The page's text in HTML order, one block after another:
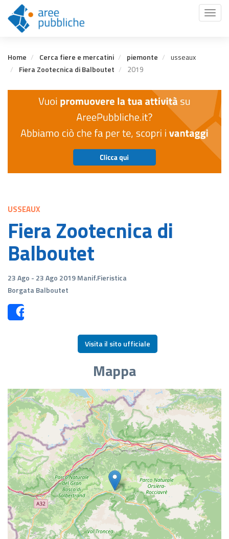
contenuto
principale
Toggle
Home Cerca fiere e mercatini piemonte
usseaux
Fiera Zootecnica di Balboutet
2019
USSEAUX
Fiera Zootecnica di
Balboutet
23 Ago - 23 Ago 2019 Manif.Fieristica
Borgata Balboutet
Visita il sito ufficiale
Mappa